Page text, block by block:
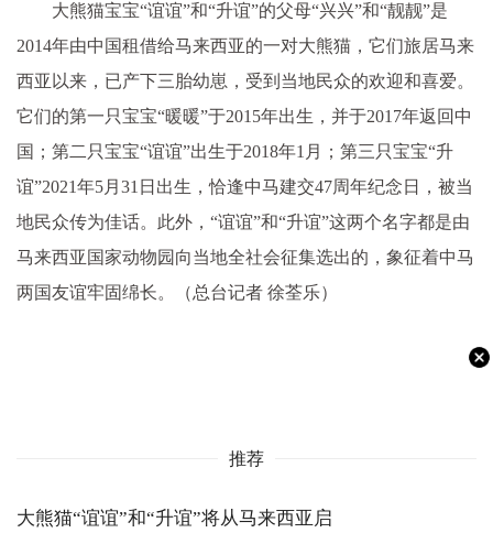
大熊猫宝宝“谊谊”和“升谊”的父母“兴兴”和“靓靓”是
2014年由中国租借给马来西亚的一对大熊猫，它们旅居马来
西亚以来，已产下三胎幼崽，受到当地民众的欢迎和喜爱。
它们的第一只宝宝“暖暖”于2015年出生，并于2017年返回中
国；第二只宝宝“谊谊”出生于2018年1月；第三只宝宝“升
谊”2021年5月31日出生，恰逢中马建交47周年纪念日，被当
地民众传为佳话。此外，“谊谊”和“升谊”这两个名字都是由
马来西亚国家动物园向当地全社会征集选出的，象征着中马
两国友谊牢固绵长。（总台记者 徐荃乐）
推荐
大熊猫“谊谊”和“升谊”将从马来西亚启